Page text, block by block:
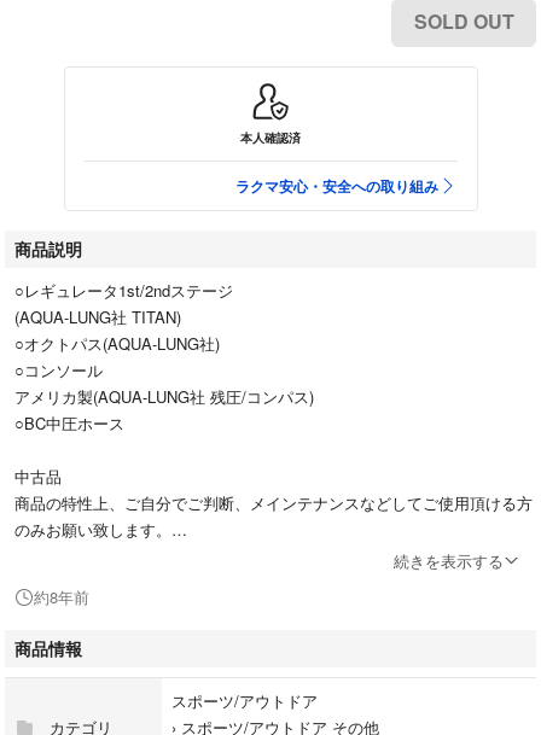
SOLD OUT
本人確認済
ラクマ安心・安全への取り組み
商品説明
○レギュレータ1st/2ndステージ
(AQUA-LUNG社 TITAN)
○オクトパス(AQUA-LUNG社)
○コンソール
アメリカ製(AQUA-LUNG社 残圧/コンパス)
○BC中圧ホース
中古品
商品の特性上、ご自分でご判断、メインテナンスなどしてご使用頂ける方
のみお願い致します。
また潜る際にはプールや浅場で機能確認を行うか、気になる方はオーバー
[値下げ交渉不可]
即購入歓迎。ノークレームノーリターンでお願い致します。
続きを表示する
約8年前
商品情報
カテゴリ
スポーツ/アウトドア
› スポーツ/アウトドア その他